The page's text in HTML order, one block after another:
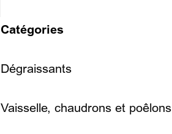
Catégories
Dégraissants
Vaisselle, chaudrons et poêlons